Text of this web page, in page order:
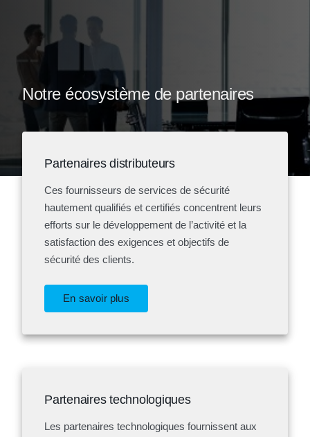
Notre écosystème de partenaires
Partenaires distributeurs
Ces fournisseurs de services de sécurité
hautement qualifiés et certifiés concentrent leurs
efforts sur le développement de l’activité et la
satisfaction des exigences et objectifs de
sécurité des clients.
En savoir plus
Partenaires technologiques
Les partenaires technologiques fournissent aux